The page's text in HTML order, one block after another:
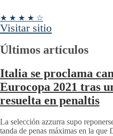
★ ★ ★ ★ ☆
Visitar sitio
Últimos artículos
Italia se proclama
Eurocopa 2021 tras
resuelta en penaltis
La selección azzurra supo
tanda de penas máximas en la que